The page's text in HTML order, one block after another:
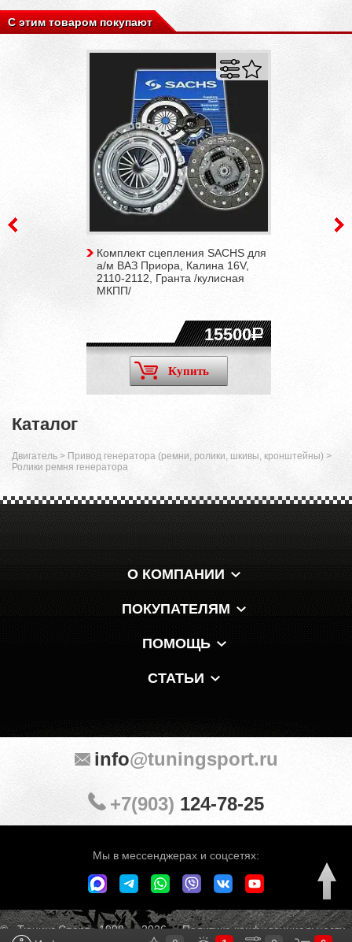
С этим товаром покупают
Комплект сцепления SACHS для
а/м ВАЗ Приора, Калина 16V,
2110-2112, Гранта /кулисная
МКПП/
15500
Купить
Каталог
Двигатель > Привод генератора (ремни, ролики, шкивы, кронштейны) >
Ролики ремня генератора
О КОМПАНИИ
ПОКУПАТЕЛЯМ
ПОМОЩЬ
СТАТЬИ
Мы в мессенджерах и соцсетях:
info@tuningsport.ru
+7(903) 124-78-25
© «Тюнинг Спорт» 1998 — 2026Политика конфиденциальности